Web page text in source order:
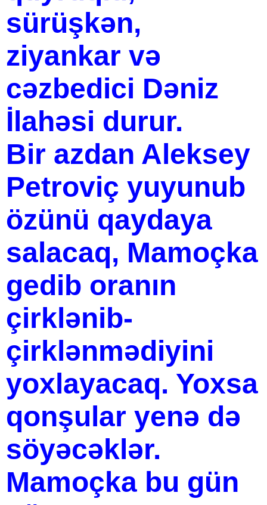
sürüşkən,
ziyankar və
cəzbedici Dəniz
İlahəsi durur.
Bir azdan Aleksey
Petroviç yuyunub
özünü qaydaya
salacaq, Mamoçka
gedib oranın
çirklənib-
çirklənmədiyini
yoxlayacaq. Yoxsa
qonşular yenə də
söyəcəklər.
Mamoçka bu gün